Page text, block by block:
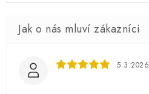
5.3.2026